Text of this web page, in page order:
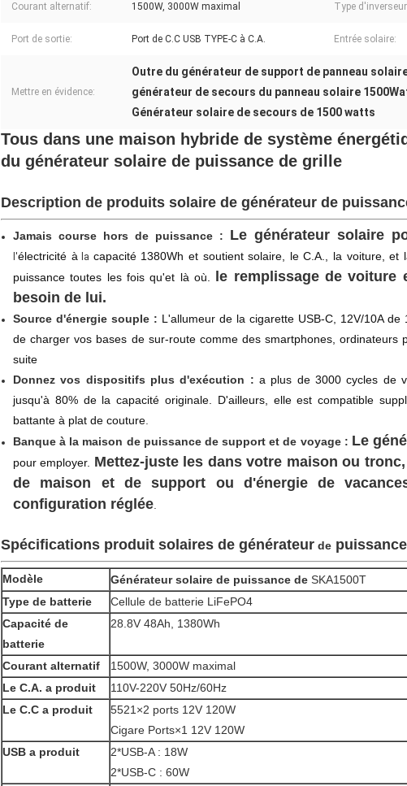
Courant alternatif: 1500W, 3000W maximal Type
Port de sortie: Port de C.C USB TYPE-C à C.A. Entrée solaire:
Mettre en évidence:
Outre du générateur de support de panneau
générateur de secours du panneau solaire
Générateur solaire de secours de 1500 watts
Tous dans une maison hybride de système
du générateur solaire de puissance de grille
Description de produits solaire de générateur de
Jamais course hors de puissance : Le générateur solaire
l'électricité àla capacité 1380Wh et soutient solaire, le C.A., la voiture,
puissance toutes les fois qu'et là où.
le remplissage de voiture
besoin de lui.
Source d'énergie souple : L'allumeur de la cigarette USB-C, 12V/10A
de charger vos bases de sur-route comme des smartphones, ordinateurs
suite
Donnez vos dispositifs plus d'exécution : a plus de 3000 cycles de
jusqu'à 80% de la capacité originale. D'ailleurs, elle est compatible
battante à plat de couture.
Banque à la maison de puissance de support et de voyage : Le
pour employer. Mettez-juste les dans votre maison ou
de maison et de support ou d'énergie de
configuration réglée.
Spécifications produit solaires de générateur de puissance
Modèle Générateursolaire de puissance de SKA1500T
Type de batterie
Cellule de batterie LiFePO4
Capacité de
batterie
28.8V 48Ah, 1380Wh
Courant alternatif
1500W, 3000W maximal
Le C.A. a produit
110V-220V 50Hz/60Hz
Le C.C a produit
5521×2 ports 12V 120W
Cigare Ports×1 12V 120W
USB a produit
2*USB-A : 18W
2*USB-C : 60W